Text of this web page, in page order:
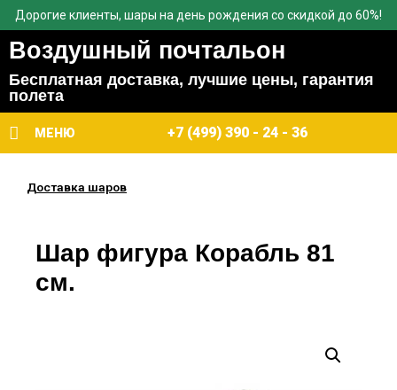
Дорогие клиенты, шары на день рождения со скидкой до 60%!
Воздушный почтальон
Бесплатная доставка, лучшие цены, гарантия
полета
МЕНЮ +7 (499) 390 - 24 - 36
Доставка шаров
Шар фигура Корабль 81
см.